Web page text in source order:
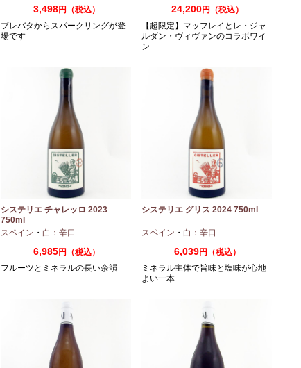
3,498円（税込）
ブレバタからスパークリングが登
場です
24,200円（税込）
【超限定】マッフレイとレ・ジャ
ルダン・ヴィヴァンのコラボワイ
ン
システリエ チャレッロ 2023
750ml
スペイン ・ 白：辛口
6,985円（税込）
フルーツとミネラルの長い余韻
システリエ グリス 2024 750ml
スペイン ・ 白：辛口
6,039円（税込）
ミネラル主体で旨味と塩味が心地
よい一本